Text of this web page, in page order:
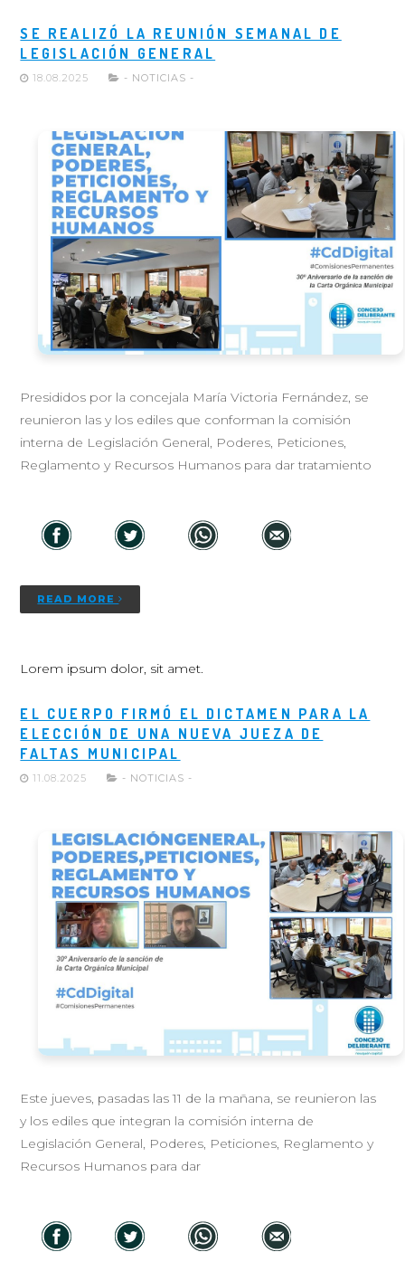
SE REALIZÓ LA REUNIÓN SEMANAL DE
LEGISLACIÓN GENERAL
18.08.2025 - NOTICIAS -
Presididos por la concejala María Victoria Fernández, se
reunieron las y los ediles que conforman la comisión
interna de Legislación General, Poderes, Peticiones,
Reglamento y Recursos Humanos para dar tratamiento
READ MORE
Lorem ipsum dolor, sit amet.
EL CUERPO FIRMÓ EL DICTAMEN PARA LA
ELECCIÓN DE UNA NUEVA JUEZA DE
FALTAS MUNICIPAL
11.08.2025 - NOTICIAS -
Este jueves, pasadas las 11 de la mañana, se reunieron las
y los ediles que integran la comisión interna de
Legislación General, Poderes, Peticiones, Reglamento y
Recursos Humanos para dar